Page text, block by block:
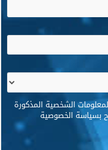
الشخصية المذكورة
بسياسة الخصوصية